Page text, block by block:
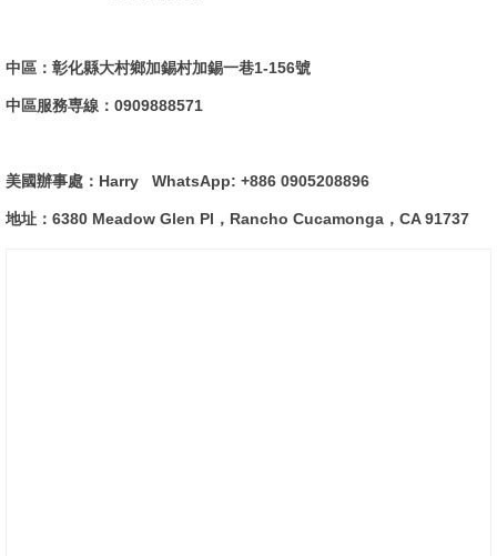
中區：彰化縣大村鄉加錫村加錫一巷1-156號
中區服務専線：0909888571
美國辦事處：Harry WhatsApp: +886 0905208896
地址：6380 Meadow Glen Pl，Rancho Cucamonga，CA 91737